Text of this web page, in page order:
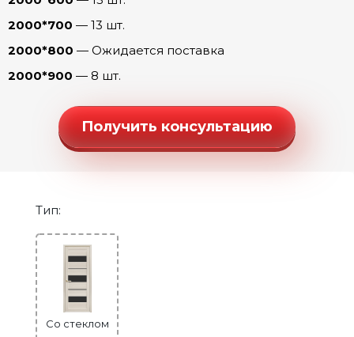
Юник 100
Юник 101
Юник 102
Юник 103
Юник 104
Двери Экошпон. Серия «Форум»
Двери для бани и сауны
Раздвижные двери «Гармошка»
РАСПРОДАЖА
2000*700 — 13 шт.
2000*800 — Ожидается поставка
2000*900 — 8 шт.
Получить консультацию
Тип:
Со стеклом